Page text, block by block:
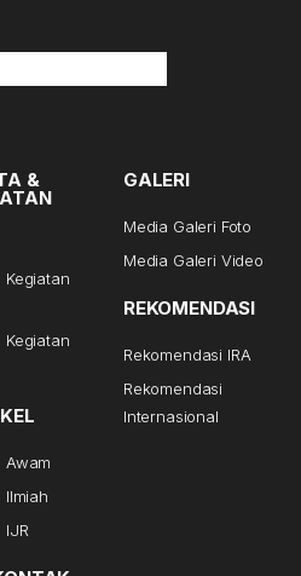
&
Kegiatan
Kegiatan
Awam
Ilmiah
IJR
GALERI
Media Galeri Foto
Media Galeri Video
REKOMENDASI
Rekomendasi IRA
Rekomendasi
Internasional